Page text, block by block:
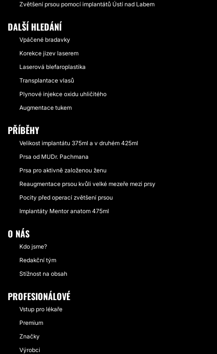
Zvětšení prsou pomocí implantátů Ústí nad Labem
DALŠÍ HLEDÁNÍ
Vpáčené bradavky
Korekce jizev laserem
Laserová blefaroplastika
Transplantace vlasů
Plynové injekce oxidu uhličitého
Augmentace tukem
PŘÍBĚHY
Velikost implantátu 375ml a v druhém 425ml
Prsa od MUDr. Pachmana
Prsa pro aktivně založenou ženu
Reaugmentace prsou kvůli velké mezeře mezi prsy
Pocity před operací zvětšení prsou
Implantáty Mentor anatom 475ml
O NÁS
Kdo jsme?
Redakční tým
Stížnost na obsah
PROFESIONÁLOVÉ
Vstup pro lékaře
Premium
Značky
Výrobci